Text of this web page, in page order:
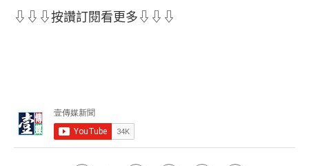
⇩⇩⇩按讚訂閱看更多⇩⇩⇩